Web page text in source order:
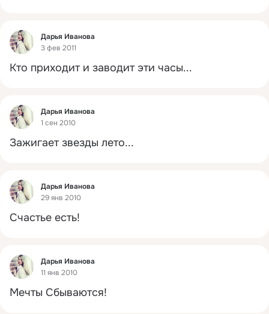
Фид
Дарья Иванова
3 фев 2011
Кто приходит и заводит эти часы...
Фид
Дарья Иванова
1 сен 2010
Зажигает звезды лето...
Фид
Дарья Иванова
29 янв 2010
Счастье есть!
Фид
Дарья Иванова
11 янв 2010
Мечты Сбываются!